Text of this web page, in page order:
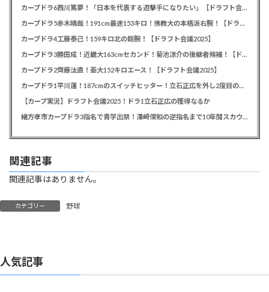
カープドラ6西川篤夢！「日本を代表する遊撃手になりたい」【ドラフト会議2025】
カープドラ5赤木晴哉！191cm最速153キロ！佛教大の本格派右腕！【ドラフト会議2025】
カープドラ4工藤泰己！159キロ北の剛腕！【ドラフト会議2025】
カープドラ3勝田成！近畿大163cmセカンド！菊池涼介の後継者候補！【ドラフト会議2025】
カープドラ2齊藤汰直！亜大152キロエース！【ドラフト会議2025】
カープドラ1平川蓮！187cmのスイッチヒッター！立石正広を外し2度目の重複も新井監督がクジを引き当てる！【ドラフト会議2025】
【カープ実況】ドラフト会議2025！ドラ1立石正広の獲得なるか
緒方孝市カープドラ3指名で青学出禁！澤﨑俊和の逆指名まで10年間スカウト出禁
関連記事
関連記事はありません。
カテゴリー 野球
人気記事